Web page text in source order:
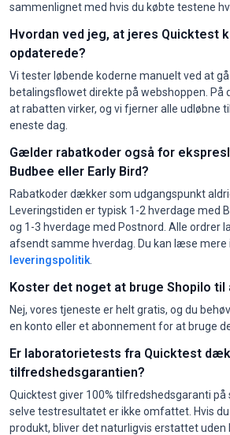
sammenlignet med hvis du købte testene
Hvordan ved jeg, at jeres Quicktest
opdaterede?
Vi tester løbende koderne manuelt ved at
betalingsflowet direkte på webshoppen. På
at rabatten virker, og vi fjerner alle udløbne
eneste dag.
Gælder rabatkoder også for
Budbee eller Early Bird?
Rabatkoder dækker som udgangspunkt
Leveringstiden er typisk 1-2 hverdage med
og 1-3 hverdage med Postnord. Alle ordrer
afsendt samme hverdag. Du kan læse mere
leveringspolitik
Koster det noget at bruge Shopilo til
Nej, vores tjeneste er helt gratis, og du
en konto eller et abonnement for at bruge
Er laboratorietests fra Quicktest
tilfredshedsgarantien?
Quicktest giver 100% tilfredshedsgaranti på
selve testresultatet er ikke omfattet. Hvis
produkt, bliver det naturligvis erstattet uden